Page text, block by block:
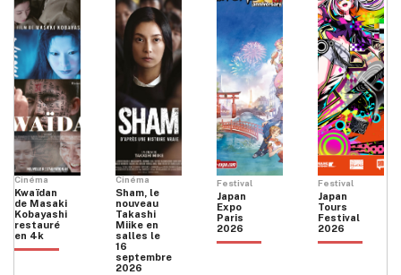
Cinéma
Kwaïdan
de Masaki
Kobayashi
restauré
en 4k
Cinéma
Sham, le
nouveau
Takashi
Miike en
salles le
16
septembre
2026
Festival
Japan
Expo
Paris
2026
Festival
Japan
Tours
Festival
2026